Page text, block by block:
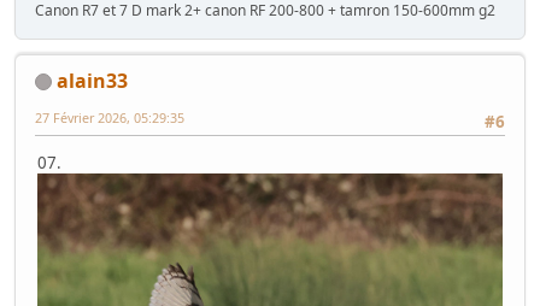
Canon R7 et 7 D mark 2+ canon RF 200-800 + tamron 150-600mm g2
alain33
#6
27 Février 2026, 05:29:35
07.